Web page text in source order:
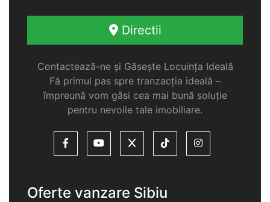
Directii
Contactează-ne și Găsește Locuința Ideală
Fă primul pas spre tranzacția ideală –
împreună vom găsi cea mai bună soluție
pentru nevoile tale imobiliare.
Oferte vanzare Sibiu